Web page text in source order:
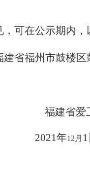
可在公示期内
建省福州市鼓楼区
福建省爱
2021年12月 1